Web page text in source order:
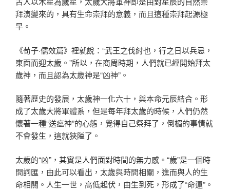
拜演變來的，具有生命崇拜的意義，而且這種崇拜起源極
早。
《荀子·儒效篇》裡就說：“武王之伐紂也，行之日以兵忌，
東面而迎太歲。”所以，在商周時期，人們就已經開始拜太
歲神，而且認為太歲神是“凶神”。
隨著歷史的發展，太歲神一化六十，與本命元辰結合。形
成了太歲大將軍體系，但是每年拜太歲的時候，人們仍然
懷著一種“送瘟神”的心態，覺得自己祭拜了，倒楣的事情就
不會發生，這就狹隘了。
太歲的“凶”，其實是人們面對時間的無力感。“歲”是一個時
間詞匯，由此可以看出，太歲與時間相關，進而與人的生
命相關。人生一世，高低起伏，由生到死，形成了“命運”。